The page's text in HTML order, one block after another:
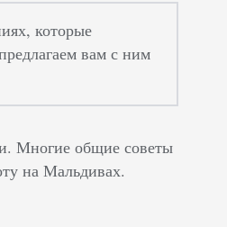
которые
вам с ним
Многие общие советы
на Мальдивах.